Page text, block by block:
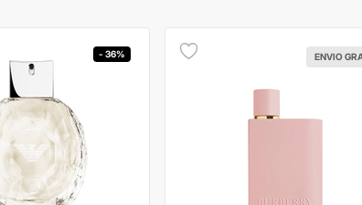
- 36% ENVIO